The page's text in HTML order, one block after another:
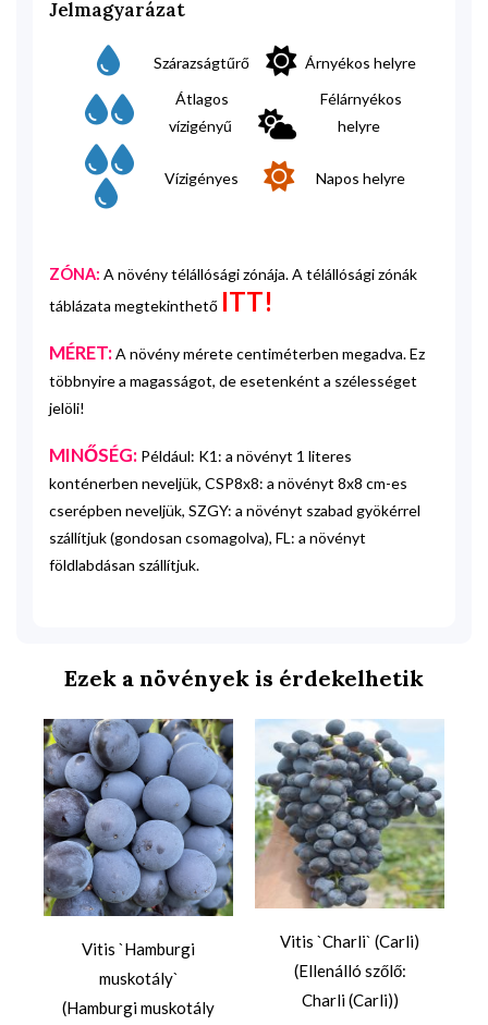
Jelmagyarázat
Szárazságtűrő
Árnyékos helyre
Átlagos
vízigényű
Félárnyékos
helyre
Vízigényes Napos helyre
ZÓNA: A növény télállósági zónája. A télállósági zónák
táblázata megtekinthető ITT!
MÉRET:A növény mérete centiméterben megadva. Ez
többnyire a magasságot, de esetenként a szélességet
jelöli!
MINŐSÉG: Például: K1: a növényt 1 literes
konténerben neveljük, CSP8x8: a növényt 8x8 cm-es
cserépben neveljük, SZGY: a növényt szabad gyökérrel
szállítjuk (gondosan csomagolva), FL: a növényt
földlabdásan szállítjuk.
Ezek a növények is érdekelhetik
Vitis `Hamburgi
muskotály`
(Hamburgi muskotály
Vitis `Charli` (Carli)
(Ellenálló szőlő:
Charli (Carli))